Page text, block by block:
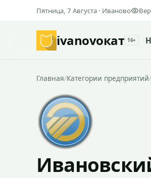
Пятница, 7 Августа · Иваново
ivanovoкат 16+
Главная/Категории предприятий/